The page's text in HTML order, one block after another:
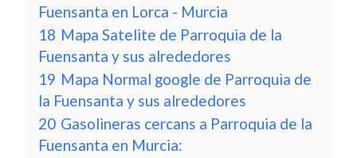
Fuensanta en Lorca - Murcia
18 Mapa Satelite de Parroquia de la
Fuensanta y sus alrededores
19 Mapa Normal google de Parroquia de
la Fuensanta y sus alrededores
20 Gasolineras cercans a Parroquia de la
Fuensanta en Murcia: